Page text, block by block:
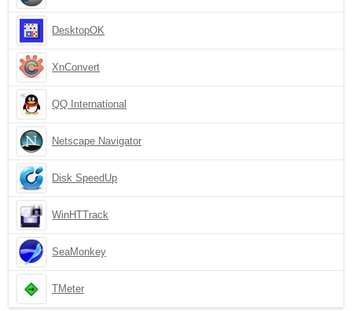
DesktopOK
XnConvert
QQ International
Netscape Navigator
Disk SpeedUp
WinHTTrack
SeaMonkey
TMeter